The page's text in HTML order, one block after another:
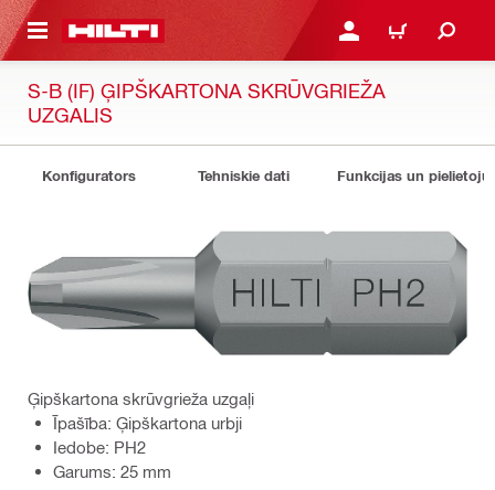
SATURU PIESLĒGTIES VAI
IEPIRKŠANĀS
S-B (IF) ĢIPŠKARTONA SKRŪVGRIEŽA
UZGALIS
Konfigurators Tehniskie dati Funkcijas un
Ģipškartona skrūvgrieža uzgaļi
Īpašība: Ģipškartona urbji
Iedobe: PH2
Garums: 25 mm